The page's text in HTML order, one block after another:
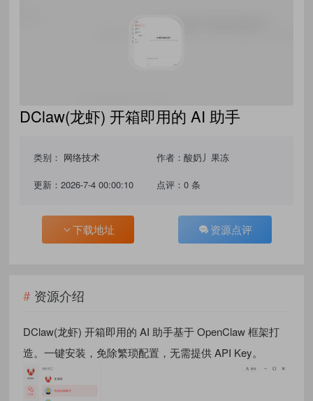
DClaw(龙虾) 开箱即用的 AI 助手
类别： 网络技术 作者：酸奶丿果冻
更新：2026-7-4 00:00:10 点评：0 条
下载地址 资源点评
资源介绍
DClaw(龙虾) 开箱即用的 AI 助手基于 OpenClaw 框架打
造。一键安装，免除繁琐配置，无需提供 API Key。